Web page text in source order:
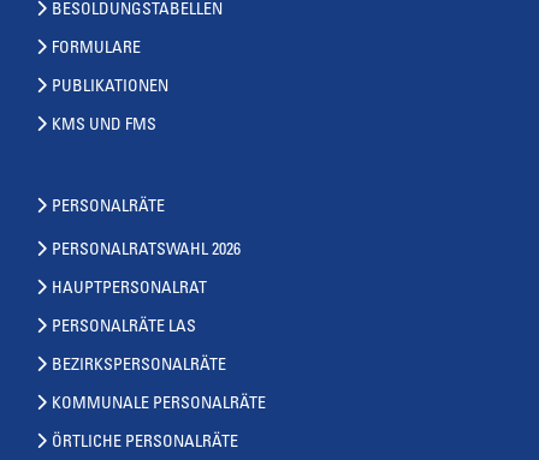
BESOLDUNGSTABELLEN
FORMULARE
PUBLIKATIONEN
KMS UND FMS
PERSONALRÄTE
PERSONALRATSWAHL 2026
HAUPTPERSONALRAT
PERSONALRÄTE LAS
BEZIRKSPERSONALRÄTE
KOMMUNALE PERSONALRÄTE
ÖRTLICHE PERSONALRÄTE